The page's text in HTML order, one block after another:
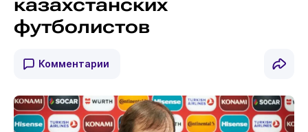
казахстанских
футболистов
Комментарии